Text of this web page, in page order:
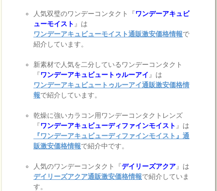
人気双璧のワンデーコンタクト『ワンデーアキュビ
ューモイスト 』は
ワンデーアキュビューモイスト通販激安価格情報で
紹介しています。
新素材で人気を二分しているワンデーコンタクト
『ワンデーアキュビュートゥルーアイ 』は
ワンデーアキュビュートゥルーアイ通販激安価格情
報で紹介しています。
乾燥に強いカラコン用ワンデーコンタクトレンズ
『ワンデーアキュビューディファインモイスト 』は
『ワンデーアキュビューディファインモイスト』通
販激安価格情報で紹介中です。
人気のワンデーコンタクト『デイリーズアクア』は
デイリーズアクア通販激安価格情報で紹介していま
す。